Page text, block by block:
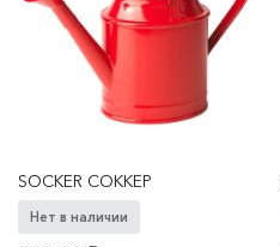
SOCKER СОККЕР
Нет в наличии